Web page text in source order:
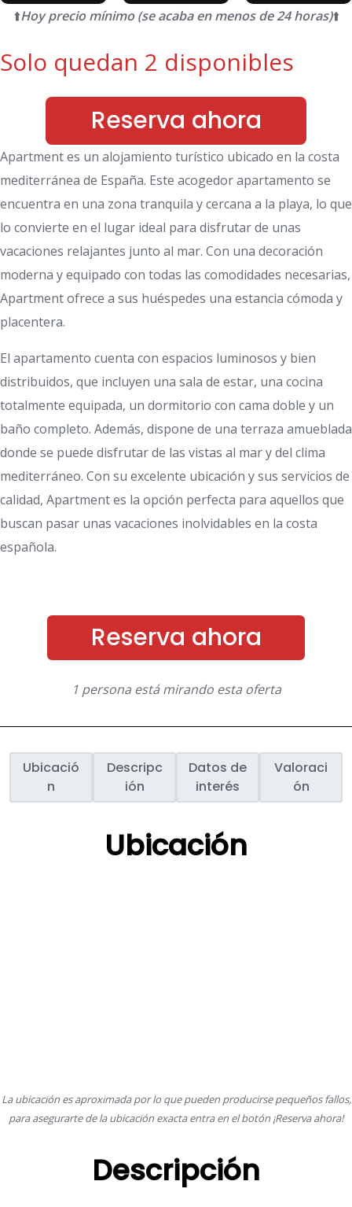
⬆️Hoy precio mínimo (se acaba en menos de 24 horas)⬆️
Solo quedan 2 disponibles
Reserva ahora
Apartment es un alojamiento turístico ubicado en la costa
mediterránea de España. Este acogedor apartamento se
encuentra en una zona tranquila y cercana a la playa, lo que
lo convierte en el lugar ideal para disfrutar de unas
vacaciones relajantes junto al mar. Con una decoración
moderna y equipado con todas las comodidades necesarias,
Apartment ofrece a sus huéspedes una estancia cómoda y
placentera.
El apartamento cuenta con espacios luminosos y bien
distribuidos, que incluyen una sala de estar, una cocina
totalmente equipada, un dormitorio con cama doble y un
baño completo. Además, dispone de una terraza amueblada
donde se puede disfrutar de las vistas al mar y del clima
mediterráneo. Con su excelente ubicación y sus servicios de
calidad, Apartment es la opción perfecta para aquellos que
buscan pasar unas vacaciones inolvidables en la costa
española.
Reserva ahora
1 persona está mirando esta oferta
Ubicació
n
Descripc
ión
Datos de
interés
Valoraci
ón
Ubicación
La ubicación es aproximada por lo que pueden producirse pequeños fallos,
para asegurarte de la ubicación exacta entra en el botón ¡Reserva ahora!
Descripción